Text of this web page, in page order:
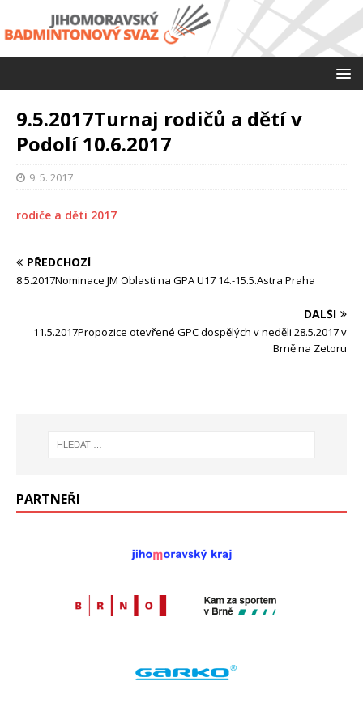
9.5.2017Turnaj rodičů a dětí v
Podolí 10.6.2017
9. 5. 2017
rodiče a děti 2017
PŘEDCHOZÍ
8.5.2017Nominace JM Oblasti na GPA U17 14.-15.5.Astra Praha
DALŠÍ
11.5.2017Propozice otevřené GPC dospělých v neděli 28.5.2017 v
Brně na Zetoru
PARTNEŘI